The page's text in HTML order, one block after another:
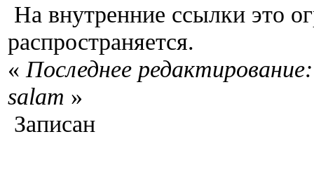
На внутренние ссылки это
распространяется.
« Последнее
salam »
Записан